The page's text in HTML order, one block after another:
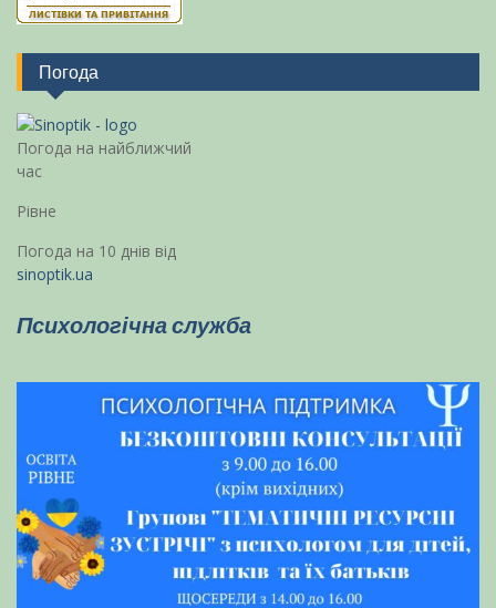
Погода
Погода на найближчий
час
Рівне
Погода на 10 днів від
sinoptik.ua
Психологічна служба